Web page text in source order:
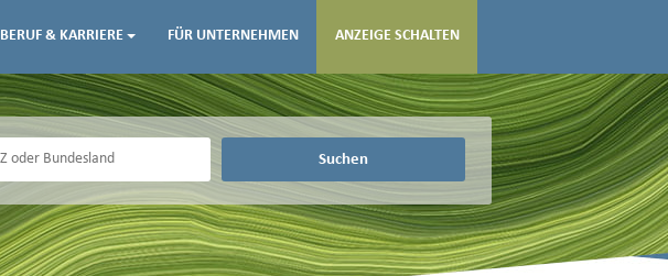
BERUF & KARRIERE FÜR UNTERNEHMEN ANZEIGE SCHALTEN
Suchen